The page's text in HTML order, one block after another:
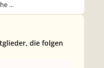
…
die folgen